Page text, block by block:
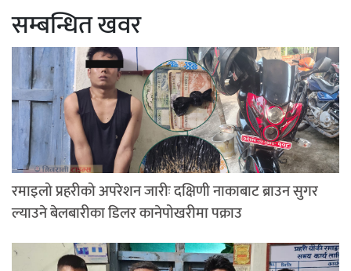
सम्बन्धित खवर
रमाइलो प्रहरीको अपरेशन जारीः दक्षिणी नाकाबाट ब्राउन सुगर
ल्याउने बेलबारीका डिलर कानेपोखरीमा पक्राउ